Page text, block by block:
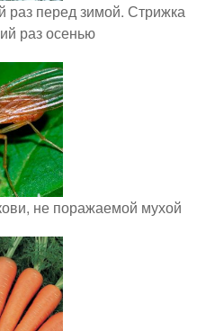
раз перед зимой. Стрижка
раз осенью
не поражаемой мухой